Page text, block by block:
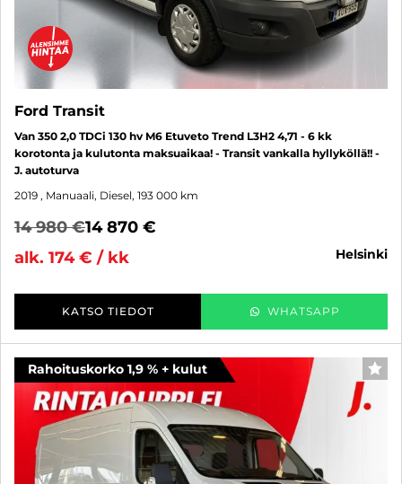
Ford Transit
Van 350 2,0 TDCi 130 hv M6 Etuveto Trend L3H2 4,71 - 6 kk
korotonta ja kulutonta maksuaikaa! - Transit vankalla hyllyköllä!! -
J. autoturva
2019 , Manuaali, Diesel, 193 000 km
14 980 €14 870 €
alk. 174 € / kk
helsinki
KATSO TIEDOT WHATSAPP
Rahoituskorko 1,9 % + kulut